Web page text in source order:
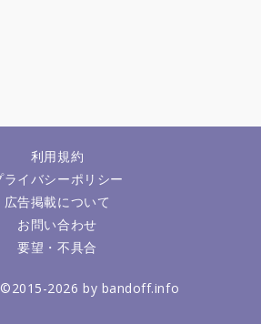
利用規約
ライバシーポリシー
広告掲載について
お問い合わせ
要望・不具合
2026 by bandoff.info